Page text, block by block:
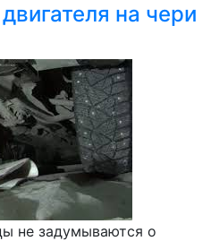
на чери
не задумываются о